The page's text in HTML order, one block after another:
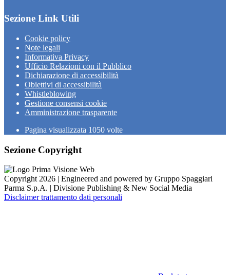
Sezione Link Utili
Cookie policy
Note legali
Informativa Privacy
Ufficio Relazioni con il Pubblico
Dichiarazione di accessibilità
Obiettivi di accessibilità
Whistleblowing
Gestione consensi cookie
Amministrazione trasparente
Pagina visualizzata 1050 volte
Sezione Copyright
Copyright 2026 | Engineered and powered by Gruppo Spaggiari
Parma S.p.A. | Divisione Publishing & New Social Media
Disclaimer trattamento dati personali